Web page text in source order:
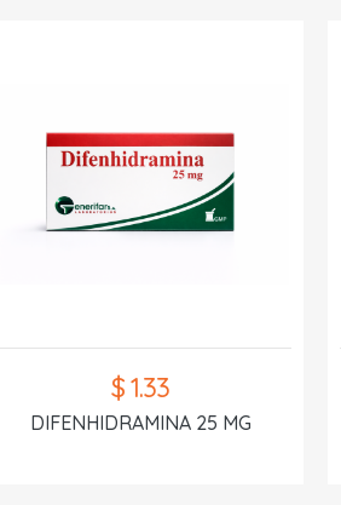
$ 1.33
DIFENHIDRAMINA 25 MG